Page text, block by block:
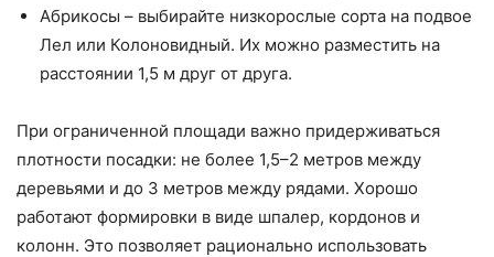
Абрикосы – выбирайте низкорослые сорта на подвое
Лел или Колоновидный. Их можно разместить на
расстоянии 1,5 м друг от друга.
При ограниченной площади важно придерживаться
плотности посадки: не более 1,5–2 метров между
деревьями и до 3 метров между рядами. Хорошо
работают формировки в виде шпалер, кордонов и
колонн. Это позволяет рационально использовать